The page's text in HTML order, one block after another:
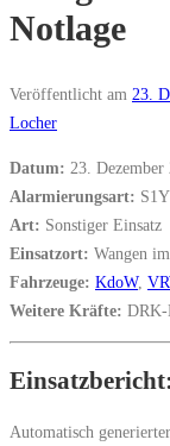
Notlage
Veröffentlicht am 23.
Locher
Datum: 23. Dezember
Alarmierungsart:
Art: Sonstiger Einsatz
Einsatzort: Wangen
Fahrzeuge: KdoW,
Weitere Kräfte: DRK-
Einsatzbericht:
Automatisch